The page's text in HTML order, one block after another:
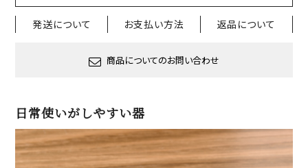
発送について お支払い方法 返品について
商品についてのお問い合わせ
日常使いがしやすい器